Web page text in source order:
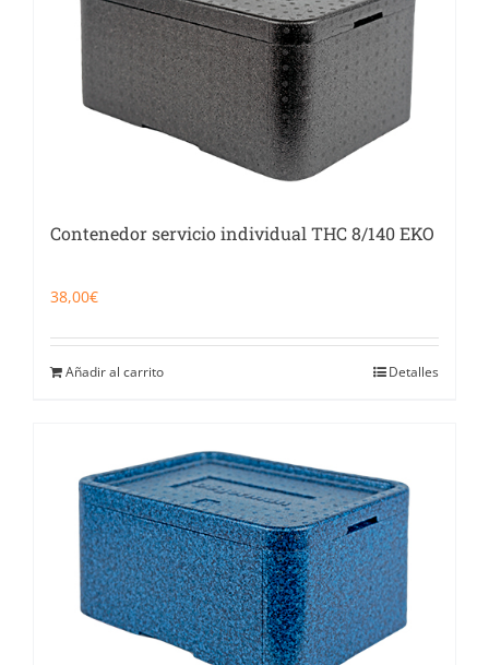
Contenedor servicio individual THC 8/140 EKO
38,00€
Añadir al carrito Detalles